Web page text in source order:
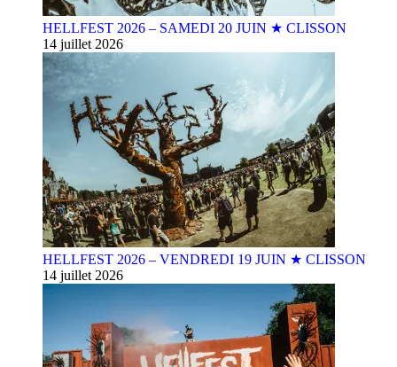
HELLFEST 2026 – SAMEDI 20 JUIN ★ CLISSON
14 juillet 2026
HELLFEST 2026 – VENDREDI 19 JUIN ★ CLISSON
14 juillet 2026